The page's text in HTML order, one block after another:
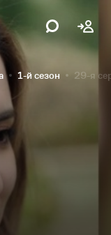
1-й сезон 29-я